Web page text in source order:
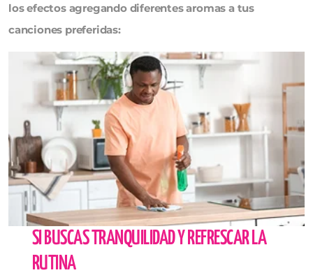
los efectos agregando diferentes aromas a tus
canciones preferidas:
SI BUSCAS TRANQUILIDAD Y REFRESCAR LA
RUTINA